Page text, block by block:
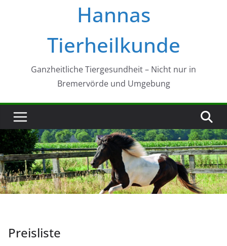
Hannas
Tierheilkunde
Ganzheitliche Tiergesundheit – Nicht nur in
Bremervörde und Umgebung
Preisliste